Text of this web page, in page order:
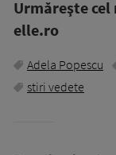
Urmăreşte cel
elle.ro
Adela Popescu
stiri vedete